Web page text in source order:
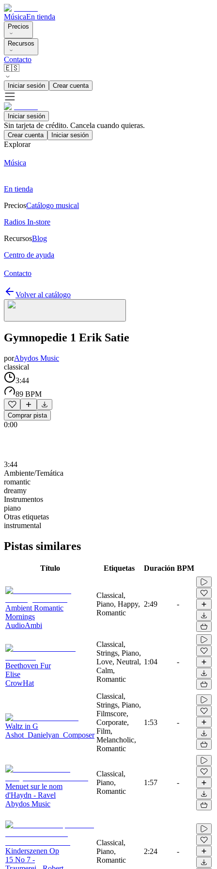
MúsicaEn tienda
Precios
Recursos
Contacto
🇪🇸
Iniciar sesión Crear cuenta
Iniciar sesión
Sin tarjeta de crédito. Cancela cuando quieras.
Crear cuenta Iniciar sesión
Explorar
Música
En tienda
PreciosCatálogo musical
Radios In-store
RecursosBlog
Centro de ayuda
Contacto
Volver al catálogo
Gymnopedie 1 Erik Satie
porAbydos Music
classical
3:44
89 BPM
Comprar pista
0:00
3:44
Ambiente/Temática
romantic
dreamy
Instrumentos
piano
Otras etiquetas
instrumental
Pistas similares
Título Etiquetas Duración BPM
Ambient Romantic
Mornings
AudioAmbi
Classical,
Piano, Happy,
Romantic
2:49 -
Beethoven Fur
Elise
CrowHat
Classical,
Strings, Piano,
Love, Neutral,
Calm,
Romantic
1:04 -
Waltz in G
Ashot_Danielyan_Composer
Classical,
Strings, Piano,
Filmscore,
Corporate,
Film,
Melancholic,
Romantic
1:53 -
Menuet sur le nom
d'Haydn - Ravel
Abydos Music
Classical,
Piano,
Romantic
1:57 -
Kinderszenen Op
15 No 7 -
Classical,
Piano,
Romantic
2:24 -